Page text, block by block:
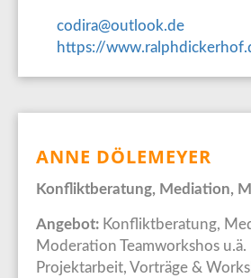
codira@outlook.de
https://
ANNE DÖLEMEYER
Konfliktberatung, Mediation,
Angebot: Konfliktberatung,
Moderation Teamworkshos u.ä.
Projektarbeit, Vorträge &